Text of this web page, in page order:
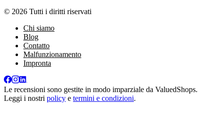
© 2026 Tutti i diritti riservati
Chi siamo
Blog
Contatto
Malfunzionamento
Impronta
Le recensioni sono gestite in modo imparziale da ValuedShops.
Leggi i nostri policy e termini e condizioni.